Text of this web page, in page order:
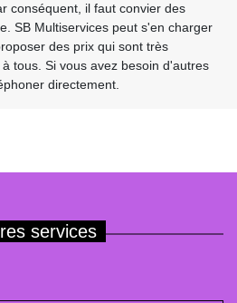
conséquent, il faut convier des
SB Multiservices peut s'en charger
des prix qui sont très
tous. Si vous avez besoin d'autres
directement.
services